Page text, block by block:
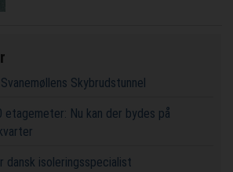
Skybrudstunnel
etagemeter: Nu kan der bydes på
dansk isoleringsspecialist